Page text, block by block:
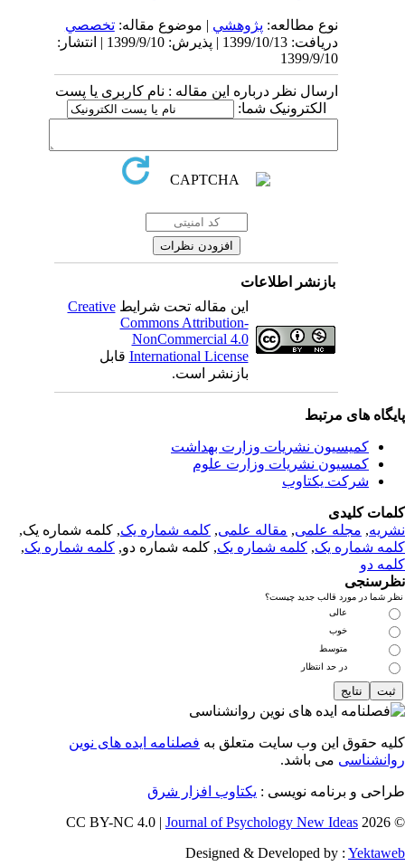
نوع مطالعه:پژوهشي| موضوع مقاله:تخصصي
دریافت: 1399/10/13 | پذیرش: 1399/9/10 | انتشار:
1399/9/10
ارسال نظر درباره این مقاله : نام کاربری یا پست
الکترونیک شما:
بازنشر اطلاعات
این مقاله تحت شرایطCreative
Commons Attribution-
NonCommercial 4.0
International Licenseقابل
بازنشر است.
های مرتبط
کمیسیون نشریات وزارت بهداشت
کمسیون نشریات وزارت علوم
شرکت یکتاوب
کلیدی
,مجله علمی, مقاله علمی, کلمه شماره یک, کلمه شماره یک,
شماره یک,کلمه شماره یک, کلمه شماره دو,کلمه شماره یک,
دو
شما در مورد قالب جدید چیست؟
عالی
خوب
متوسط
در حد انتظار
حقوق این وب سایت متعلق بهفصلنامه ایده های نوین
می باشد.
و برنامه نویسی : یکتاوب افزار شرق
©
Journal of Psychology New Ideas
Designed & Developed by :